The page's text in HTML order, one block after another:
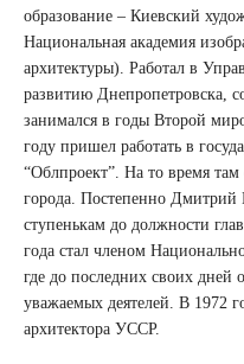
образование – Киевский
Национальная академия
архитектуры). Работал в
развитию Днепропетровска,
занимался в годы Второй
году пришел работать в
“Облпроект”. На то время
города. Постепенно Дмитрий
ступенькам до должности
года стал членом
где до последних своих дней
уважаемых деятелей. В 1972
архитектора УССР.